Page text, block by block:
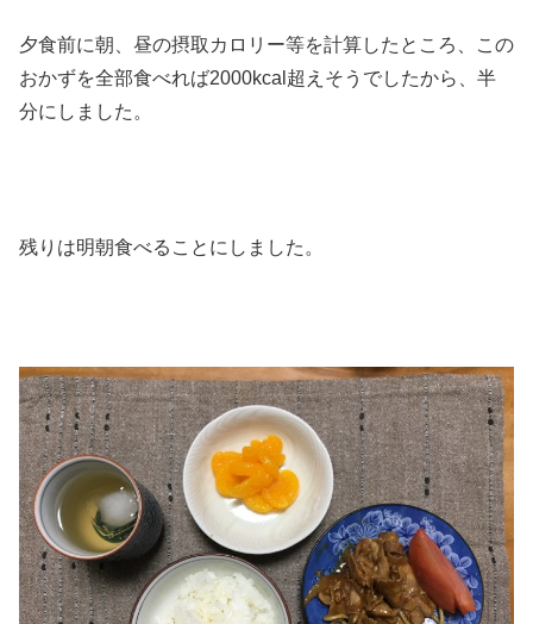
夕食前に朝、昼の摂取カロリー等を計算したところ、この
おかずを全部食べれば2000kcal超えそうでしたから、半
分にしました。
残りは明朝食べることにしました。